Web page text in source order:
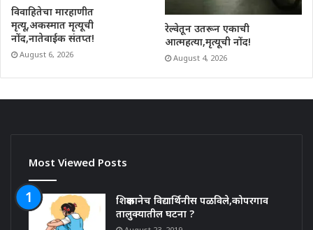
विवाहितेचा मारहाणीत
मृत्यू,अकस्मात मृत्यूची
नोंद,नातेवाईक संतप्त!
August 6, 2026
रेल्वेतून उतरून एकाची
आत्महत्या,मृत्यूची नोंद!
August 4, 2026
Most Viewed Posts
शिक्षकानेच विद्यार्थिनीस पळविले,कोपरगाव
तालुक्यातील घटना ?